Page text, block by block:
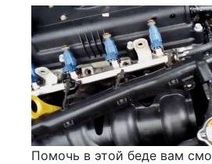
Помочь в этой беде вам